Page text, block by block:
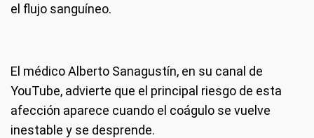
el flujo sanguíneo.
El médico Alberto Sanagustín, en su canal de
YouTube, advierte que el principal riesgo de esta
afección aparece cuando el coágulo se vuelve
inestable y se desprende.